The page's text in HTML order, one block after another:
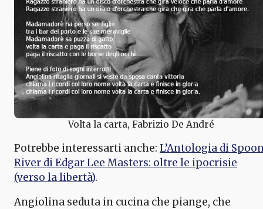
Volta la carta, Fabrizio De André
Potrebbe interessarti anche: L’Antologia di
River di Edgar Lee Masters: oltre le ipocrisie
(verso la libertà).
Angiolina seduta in cucina che piange, che